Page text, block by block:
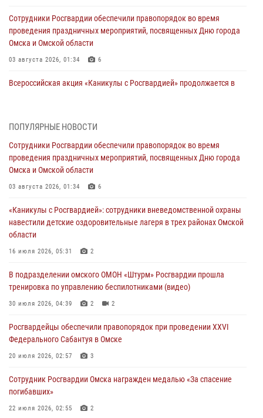
Сотрудники Росгвардии обеспечили правопорядок во время
проведения праздничных мероприятий, посвященных Дню города
Омска и Омской области
03 августа 2026, 01:34 6
Всероссийская акция «Каникулы с Росгвардией» продолжается в
тренировка по управлению беспилотниками (видео)
30 июля 2026, 04:39 2
Росгвардия обеспечила безопасность уникального передвижного
29 июля 2026, 01:49
Росгвардейцы приняли участие в крестном ходе в День крещения
Руси в Омске
При содействии спецназа Росгвардии пресечены нарушения
миграционного законодательства в Омске (видео)
ПОПУЛЯРНЫЕ НОВОСТИ
Сотрудники Росгвардии обеспечили правопорядок во время
проведения праздничных мероприятий, посвященных Дню города
Омска и Омской области
03 августа 2026, 01:34 6
«Каникулы с Росгвардией»: сотрудники вневедомственной охраны
навестили детские оздоровительные лагеря в трех районах Омской
области
16 июля 2026, 05:31 2
В подразделении омского ОМОН «Штурм» Росгвардии прошла
тренировка по управлению беспилотниками (видео)
30 июля 2026, 04:39 2 2
Росгвардейцы обеcпечили правопорядок при проведении XXVI
Федерального Сабантуя в Омске
20 июля 2026, 02:57 3
Сотрудник Росгвардии Омска награжден медалью «За спасение
погибавших»
22 июля 2026, 02:55 2